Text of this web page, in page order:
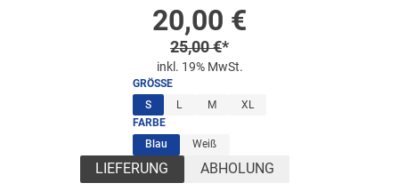
Sonderpreis
20,00 €
Regulärer Preis
25,00€*
inkl. 19% MwSt.
GRÖSSE
S(ausgewählt)
L M
XL
FARBE
Blau (ausgewählt)
Weiß
LIEFERUNG ABHOLUNG